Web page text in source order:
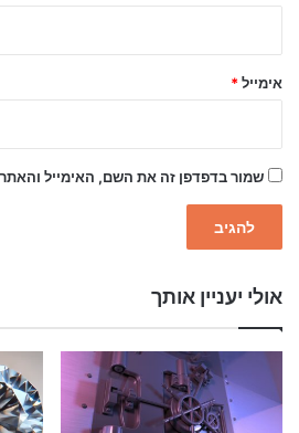
אימייל *
שמור בדפדפן זה את השם, האימייל
אולי יעניין אותך